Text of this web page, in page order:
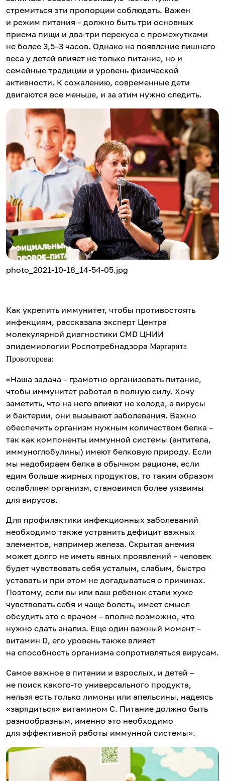
стремиться эти пропорции соблюдать. Важен
и режим питания – должно быть три основных
приема пищи и два-три перекуса с промежутками
не более 3,5–3 часов. Однако на появление лишнего
веса у детей влияет не только питание, но и
семейные традиции и уровень физической
активности. К сожалению, современные дети
двигаются все меньше, и за этим нужно следить.
photo_2021-10-18_14-54-05.jpg
Как укрепить иммунитет, чтобы противостоять
инфекциям, рассказала эксперт Центра
молекулярной диагностики CMD ЦНИИ
эпидемиологии Роспотребнадзора Маргарита
Провоторова:
«Наша задача – грамотно организовать питание,
чтобы иммунитет работал в полную силу. Хочу
заметить, что на него влияют не холода, а вирусы
и бактерии, они вызывают заболевания. Важно
обеспечить организм нужным количеством белка –
так как компоненты иммунной системы (антитела,
иммуноглобулины) имеют белковую природу. Если
мы недобираем белка в обычном рационе, если
едим больше жирных продуктов, то таким образом
ослабляем организм, становимся более уязвимы
для вирусов.
Для профилактики инфекционных заболеваний
необходимо также устранить дефицит важных
элементов, например железа. Скрытая анемия
может долго не иметь явных проявлений – человек
будет чувствовать себя усталым, слабым, быстро
уставать и при этом не догадываться о причинах.
Поэтому, если вы или ваш ребенок стали хуже
чувствовать себя и чаще болеть, имеет смысл
обсудить это с врачом – вполне возможно, что
нужно сдать анализ. Еще один важный момент –
витамин D, его уровень также влияет
на способность организма сопротивляться вирусам.
Самое важное в питании и взрослых, и детей –
не поиск какого-то универсального продукта,
нельзя есть только лимоны или апельсины, надеясь
«зарядиться» витамином С. Питание должно быть
разнообразным, именно это необходимо
для эффективной работы иммунной системы».